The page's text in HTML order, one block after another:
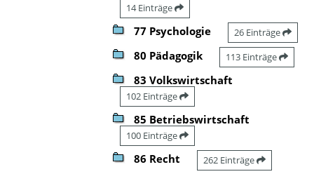
14 Einträge
77 Psychologie 26 Einträge
80 Pädagogik 113 Einträge
83 Volkswirtschaft
102 Einträge
85 Betriebswirtschaft
100 Einträge
86 Recht 262 Einträge